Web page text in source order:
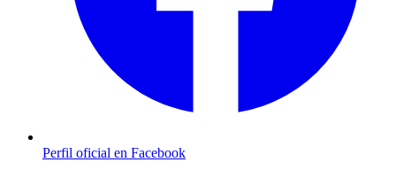
Perfil oficial en Facebook